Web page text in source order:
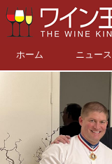
ホーム ニュース